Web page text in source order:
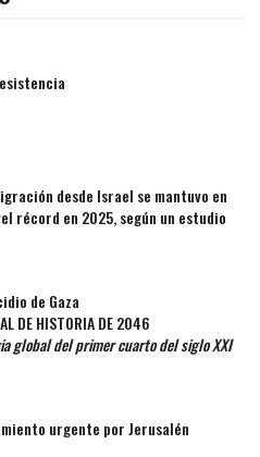
desde Israel se mantuvo en
récord en 2025, según un estudio
de Gaza
DE HISTORIA DE 2046
global del primer cuarto del siglo XXI
urgente por Jerusalén